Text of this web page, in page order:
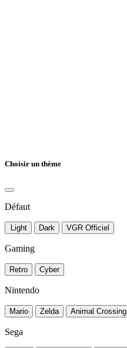
Choisir un thème
Défaut
Light Dark VGR Officiel
Gaming
Retro Cyber
Nintendo
Mario Zelda Animal Crossing
Sega